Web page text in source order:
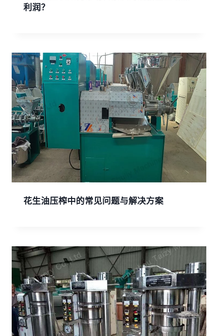
利润？
花生油压榨中的常见问题与解决方案